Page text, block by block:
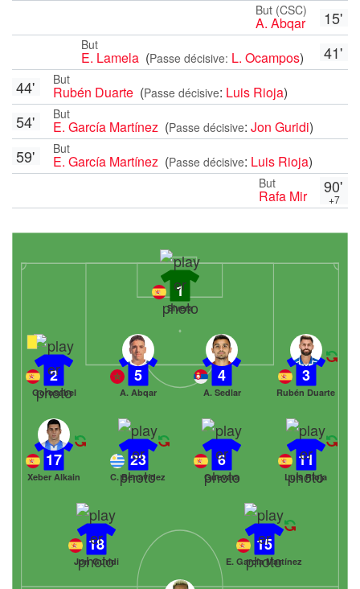
15'
But (CSC)
A. Abqar
41'
But
E. Lamela (Passe décisive: L. Ocampos)
But
Rubén Duarte (Passe décisive: Luis Rioja)
44'
But
E. García Martínez (Passe décisive: Jon Guridi)
54'
But
E. García Martínez (Passe décisive: Luis Rioja)
59'
90'
+7
But
Rafa Mir
1
Sivera
3
Rubén Duarte
4
A. Sedlar
5
A. Abqar
2
Gorosabel
11
Luis Rioja
6
Guevara
23
C. Benavídez
17
Xeber Alkain
15
E. García Martínez
18
Jon Guridi